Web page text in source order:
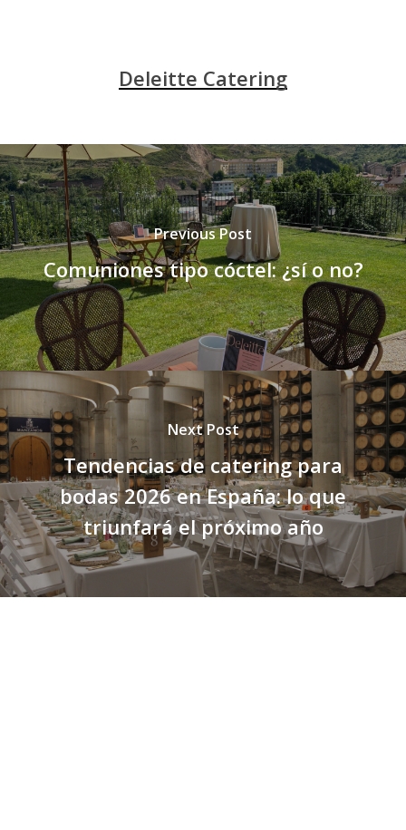
Deleitte Catering
Previous Post
Comuniones tipo cóctel: ¿sí o no?
Next Post
Tendencias de catering para
bodas 2026 en España: lo que
triunfará el próximo año